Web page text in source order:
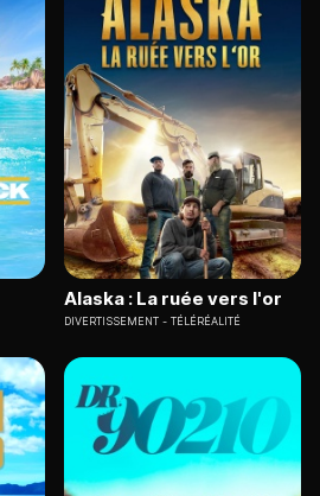
Alaska : La ruée vers l'or
DIVERTISSEMENT TÉLÉRÉALITÉ